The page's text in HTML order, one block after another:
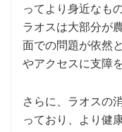
ってより身近なも
ラオスは大部分が
面での問題が依然
やアクセスに支障
さらに、ラオスの
っており、より健